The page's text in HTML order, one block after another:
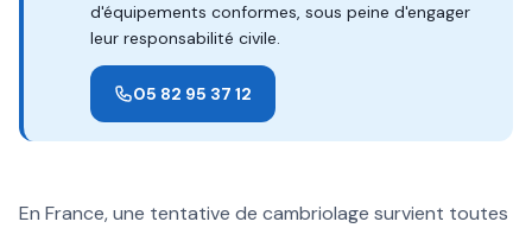
d'équipements conformes, sous peine d'engager
leur responsabilité civile.
05 82 95 37 12
En France, une tentative de cambriolage survient toutes